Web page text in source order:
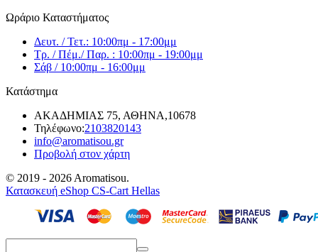
Ωράριο Καταστήματος
Δευτ. / Τετ.: 10:00πμ - 17:00μμ
Τρ. / Πέμ./ Παρ. : 10:00πμ - 19:00μμ
Σάβ / 10:00πμ - 16:00μμ
Κατάστημα
ΑΚΑΔΗΜΙΑΣ 75, ΑΘΗΝΑ,10678
Τηλέφωνο:2103820143
info@aromatisou.gr
Προβολή στον χάρτη
© 2019 - 2026 Aromatisou.
Κατασκευή eShop CS-Cart Hellas